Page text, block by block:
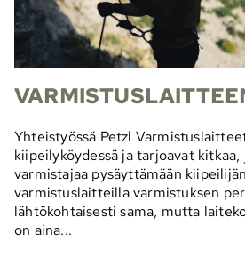
Yhteistyössä Petzl
kiipeilyköydessä ja tarjoavat kitkaa,
varmistajaa pysäyttämään
varmistuslaitteilla varmistuksen
lähtökohtaisesti sama, mutta
on aina...